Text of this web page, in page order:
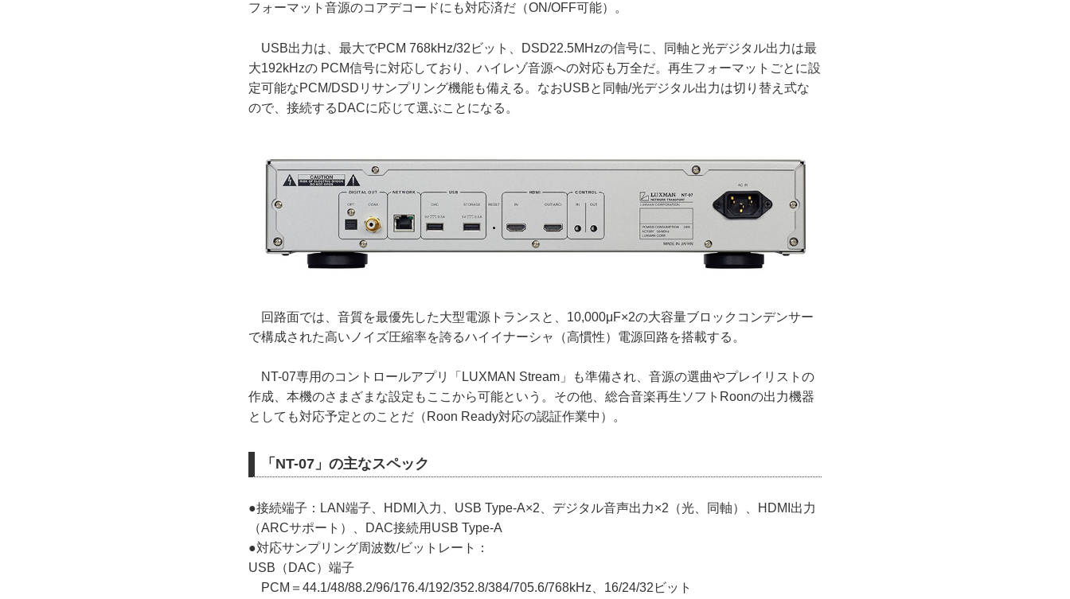
フォーマット音源のコアデコードにも対応済だ（ON/OFF可能）。
USB出力は、最大でPCM 768kHz/32ビット、DSD22.5MHzの信号に、同軸と光デジタル出力は最
大192kHzの PCM信号に対応しており、ハイレゾ音源への対応も万全だ。再生フォーマットごとに設
定可能なPCM/DSDリサンプリング機能も備える。なおUSBと同軸/光デジタル出力は切り替え式な
ので、接続するDACに応じて選ぶことになる。
回路面では、音質を最優先した大型電源トランスと、10,000μF×2の大容量ブロックコンデンサー
で構成された高いノイズ圧縮率を誇るハイイナーシャ（高慣性）電源回路を搭載する。
NT-07専用のコントロールアプリ「LUXMAN Stream」も準備され、音源の選曲やプレイリストの
作成、本機のさまざまな設定もここから可能という。その他、総合音楽再生ソフトRoonの出力機器
としても対応予定とのことだ（Roon Ready対応の認証作業中）。
「NT-07」の主なスペック
●接続端子：LAN端子、HDMI入力、USB Type-A×2、デジタル音声出力×2（光、同軸）、HDMI出力
（ARCサポート）、DAC接続用USB Type-A
●対応サンプリング周波数/ビットレート：
USB（DAC）端子
PCM＝44.1/48/88.2/96/176.4/192/352.8/384/705.6/768kHz、16/24/32ビット